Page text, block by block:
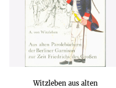
Witzleben aus alten